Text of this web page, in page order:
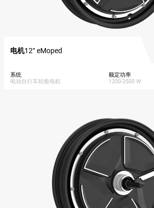
电机12‘’ eMoped
系统
电动自行车轮毂电机
额定功率
1200-2500 W